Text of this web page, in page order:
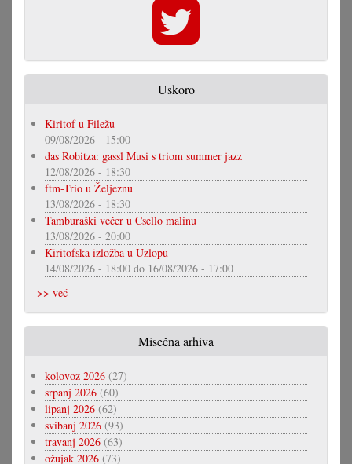
Uskoro
Kiritof u Filežu
09/08/2026 - 15:00
das Robitza: gassl Musi s triom summer jazz
12/08/2026 - 18:30
ftm-Trio u Željeznu
13/08/2026 - 18:30
Tamburaški večer u Csello malinu
13/08/2026 - 20:00
Kiritofska izložba u Uzlopu
14/08/2026 - 18:00 do 16/08/2026 - 17:00
>> već
Misečna arhiva
kolovoz 2026 (27)
srpanj 2026 (60)
lipanj 2026 (62)
svibanj 2026 (93)
travanj 2026 (63)
ožujak 2026 (73)